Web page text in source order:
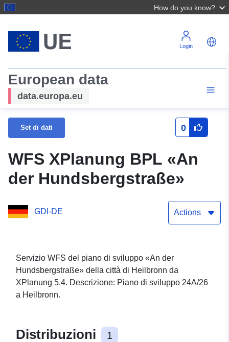
How do you know?
Login
European data
data.europa.eu
Set di dati 0
WFS XPlanung BPL «An
der Hundsbergstraße»
GDI-DE Actions
Servizio WFS del piano di sviluppo «An der
Hundsbergstraße» della città di Heilbronn da
XPlanung 5.4. Descrizione: Piano di sviluppo 24A/26
a Heilbronn.
Distribuzioni 1